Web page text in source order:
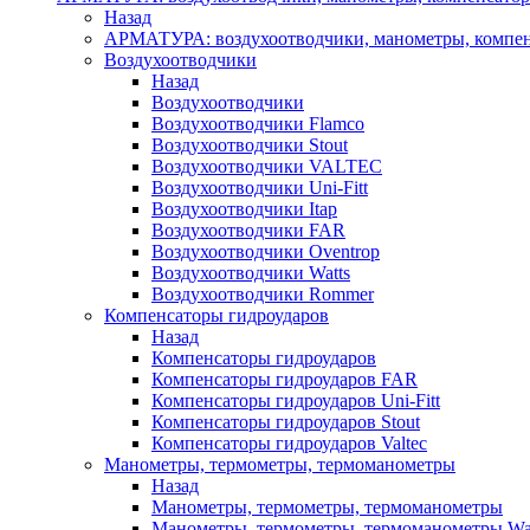
Назад
АРМАТУРА: воздухоотводчики, манометры,
Воздухоотводчики
Назад
Воздухоотводчики
Воздухоотводчики Flamco
Воздухоотводчики Stout
Воздухоотводчики VALTEC
Воздухоотводчики Uni-Fitt
Воздухоотводчики Itap
Воздухоотводчики FAR
Воздухоотводчики Oventrop
Воздухоотводчики Watts
Воздухоотводчики Rommer
Компенсаторы гидроударов
Назад
Компенсаторы гидроударов
Компенсаторы гидроударов FAR
Компенсаторы гидроударов Uni-Fitt
Компенсаторы гидроударов Stout
Компенсаторы гидроударов Valtec
Манометры, термометры, термоманометры
Назад
Манометры, термометры, термоманометры